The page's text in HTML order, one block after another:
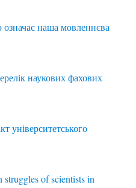
означає наша мовленнєва
наукових фахових
університетського
struggles of scientists in